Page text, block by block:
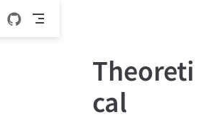
Theoreti
cal